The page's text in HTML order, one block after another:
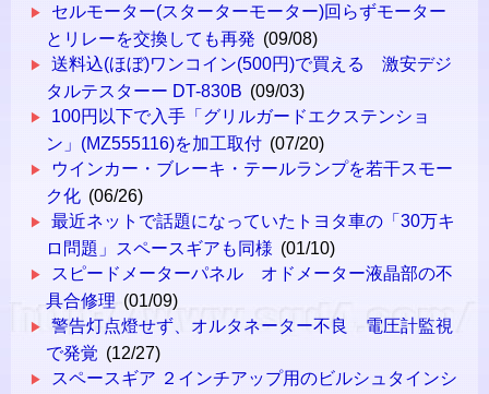
セルモーター(スターターモーター)回らずモーター
とリレーを交換しても再発 (09/08)
送料込(ほぼ)ワンコイン(500円)で買える 激安デジ
タルテスターー DT-830B (09/03)
100円以下で入手「グリルガードエクステンショ
ン」(MZ555116)を加工取付 (07/20)
ウインカー・ブレーキ・テールランプを若干スモー
ク化 (06/26)
最近ネットで話題になっていたトヨタ車の「30万キ
ロ問題」スペースギアも同様 (01/10)
スピードメーターパネル オドメーター液晶部の不
具合修理 (01/09)
警告灯点燈せず、オルタネーター不良 電圧計監視
で発覚 (12/27)
スペースギア ２インチアップ用のビルシュタインシ